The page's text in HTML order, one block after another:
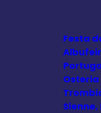
Festa
Osteria